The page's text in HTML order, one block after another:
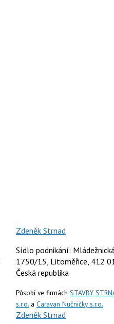
Zdeněk Strnad
Sídlo podnikání:
1750/15, Litoměřice, 412
Česká republika
Působí ve firmách STAVBY
s.r.o. a Caravan Nučničky s.r.o.
Zdeněk Strnad